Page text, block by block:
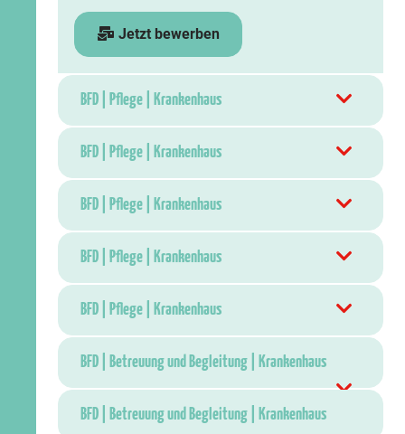
Jetzt bewerben
BFD | Pflege | Krankenhaus
BFD | Pflege | Krankenhaus
BFD | Pflege | Krankenhaus
BFD | Pflege | Krankenhaus
BFD | Pflege | Krankenhaus
BFD | Betreuung und Begleitung | Krankenhaus
BFD | Betreuung und Begleitung | Krankenhaus